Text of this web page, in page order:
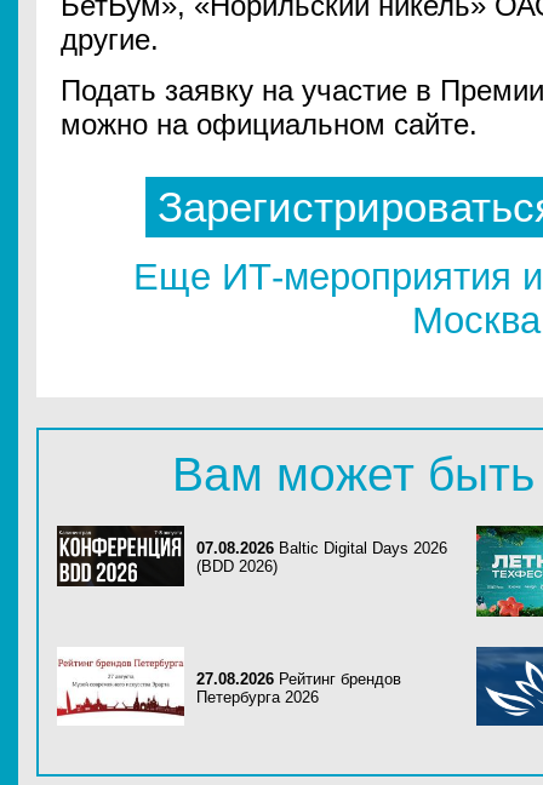
другие.
Подать заявку на участие в
можно на официальном сайте.
Еще ИТ-мероприятия
Москва
Вам может быть
07.08.2026 Baltic Digital Days 2026
(BDD 2026)
27.08.2026 Рейтинг брендов
Петербурга 2026